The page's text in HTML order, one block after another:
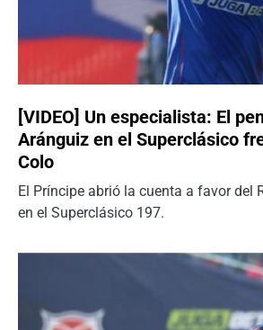
[VIDEO] Un especialista: El
Aránguiz en el Superclásico
Colo
El Príncipe abrió la cuenta a favor del
en el Superclásico 197.